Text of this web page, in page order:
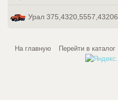
Урал 375,4320,5557,43206
На главную Перейти в каталог